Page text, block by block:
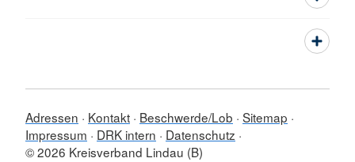
Adressen Kontakt Beschwerde/Lob Sitemap
Impressum
DRK intern
Datenschutz
© 2026 Kreisverband Lindau (B)